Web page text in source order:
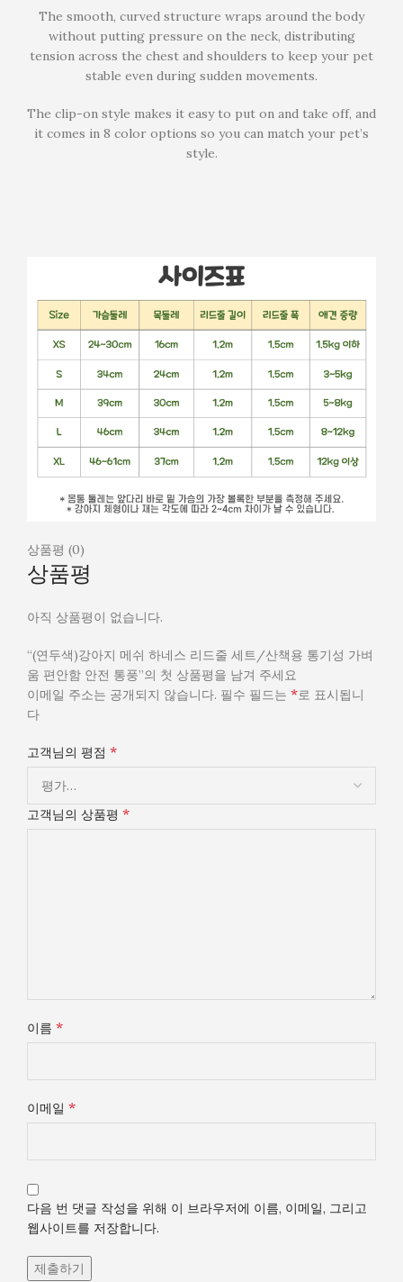
The smooth, curved structure wraps around the body
without putting pressure on the neck, distributing
tension across the chest and shoulders to keep your pet
stable even during sudden movements.
The clip-on style makes it easy to put on and take off, and
it comes in 8 color options so you can match your pet’s
style.
상품평 (0)
상품평
아직 상품평이 없습니다.
“(연두색)강아지 메쉬 하네스 리드줄 세트/산책용 통기성 가벼
움 편안함 안전 통풍”의 첫 상품평을 남겨 주세요
이메일 주소는 공개되지 않습니다. 필수 필드는 *로 표시됩니
다
고객님의 평점 *
고객님의 상품평 *
이름 *
이메일 *
다음 번 댓글 작성을 위해 이 브라우저에 이름, 이메일, 그리고
웹사이트를 저장합니다.